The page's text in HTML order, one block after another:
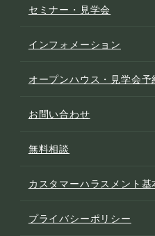
セミナー・見学会
インフォメーション
オープンハウス・見学会予
お問い合わせ
無料相談
カスタマーハラスメント基
プライバシーポリシー